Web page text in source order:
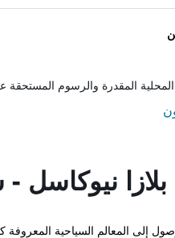
المقدرة والرسوم المستحقة
نيوكاسل -
إلى المعالم السياحية